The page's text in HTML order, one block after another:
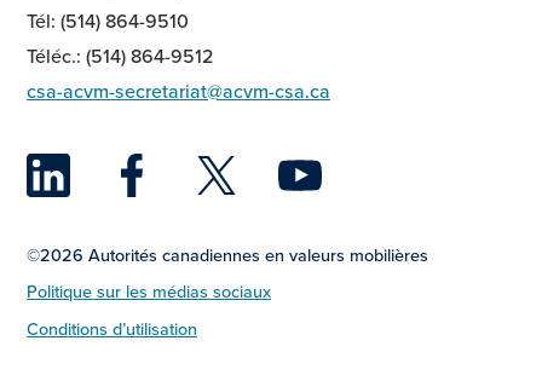
Tél: (514) 864-9510
Téléc.: (514) 864-9512
csa-acvm-secretariat@acvm-csa.ca
LinkedIn
Facebook
Twitter
©2026 Autorités canadiennes en valeurs mobilières
Politique sur les médias sociaux
Conditions d’utilisation